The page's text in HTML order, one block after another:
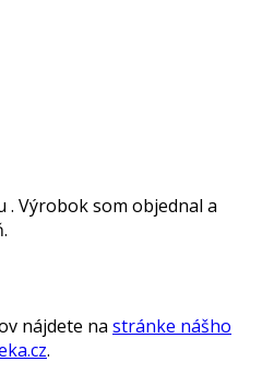
. Výrobok som objednal a
nájdete na stránke nášho
.